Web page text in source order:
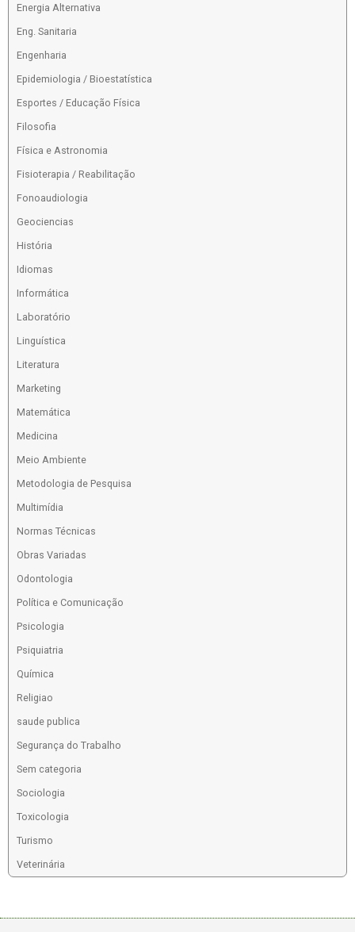
Energia Alternativa
Eng. Sanitaria
Engenharia
Epidemiologia / Bioestatística
Esportes / Educação Física
Filosofia
Física e Astronomia
Fisioterapia / Reabilitação
Fonoaudiologia
Geociencias
História
Idiomas
Informática
Laboratório
Linguística
Literatura
Marketing
Matemática
Medicina
Meio Ambiente
Metodologia de Pesquisa
Multimídia
Normas Técnicas
Obras Variadas
Odontologia
Política e Comunicação
Psicologia
Psiquiatria
Química
Religiao
saude publica
Segurança do Trabalho
Sem categoria
Sociologia
Toxicologia
Turismo
Veterinária